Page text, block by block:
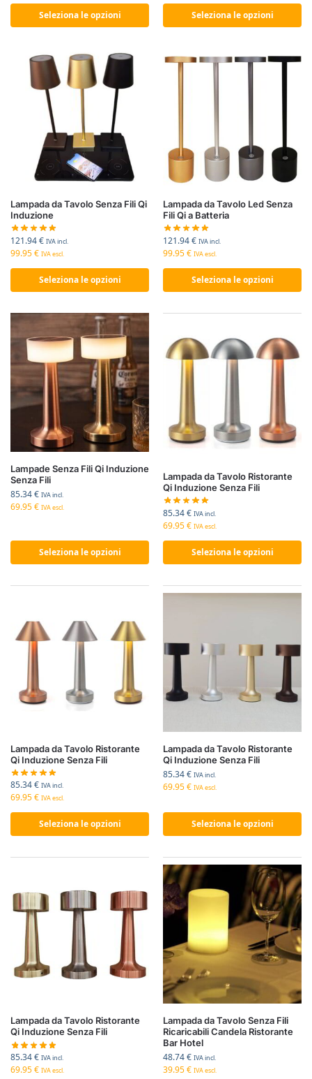
Seleziona le opzioni Seleziona le opzioni
Lampada da Tavolo Senza Fili Qi
Induzione
121.94€ IVA incl.
99.95€ IVA escl.
Seleziona le opzioni
Lampada da Tavolo Led Senza
Fili Qi a Batteria
121.94€ IVA incl.
99.95€ IVA escl.
Seleziona le opzioni
Lampade Senza Fili Qi Induzione
Senza Fili
85.34€ IVA incl.
69.95€ IVA escl.
Seleziona le opzioni
Lampada da Tavolo Ristorante
Qi Induzione Senza Fili
85.34€ IVA incl.
69.95€ IVA escl.
Seleziona le opzioni
Lampada da Tavolo Ristorante
Qi Induzione Senza Fili
85.34€ IVA incl.
69.95€ IVA escl.
Seleziona le opzioni
Lampada da Tavolo Ristorante
Qi Induzione Senza Fili
85.34€ IVA incl.
69.95€ IVA escl.
Seleziona le opzioni
Lampada da Tavolo Ristorante
Qi Induzione Senza Fili
85.34€ IVA incl.
69.95€ IVA escl.
Lampada da Tavolo Senza Fili
Ricaricabili Candela Ristorante
Bar Hotel
48.74€ IVA incl.
39.95€ IVA escl.